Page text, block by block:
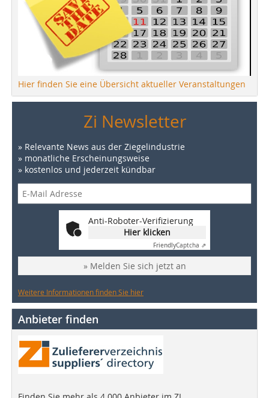
Hier finden Sie eine Übersicht aktueller Veranstaltungen
Zi Newsletter
» Relevante News aus der Ziegelindustrie
» monatliche Erscheinungsweise
» kostenlos und jederzeit kündbar
Anti-Roboter-Verifizierung
Hier klicken
FriendlyCaptcha ⇗
» Melden Sie sich jetzt an
Weitere Informationen finden Sie hier
Anbieter finden